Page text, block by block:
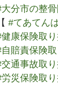
分市の整
【 #てあてん
康保険取
賠責保険
通事故取
災保険取